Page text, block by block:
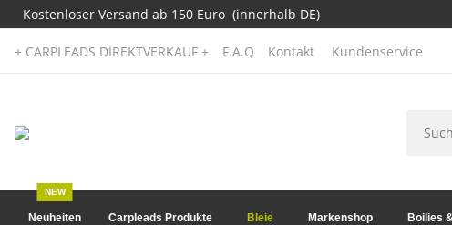
Kostenloser Versand ab 150 Euro (innerhalb DE)
+ CARPLEADS DIREKTVERKAUF + F.A.Q Kontakt Kundenservice
Neuheiten
NEW
Carpleads Produkte Bleie Markenshop Boilies